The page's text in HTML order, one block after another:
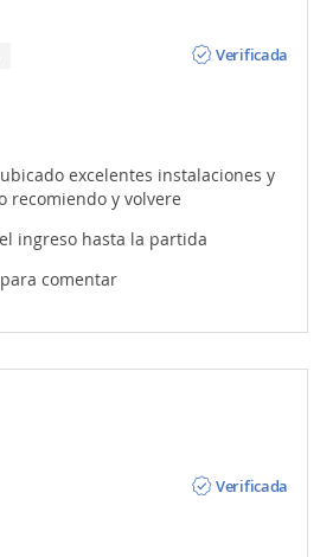
Verificada
excelentes instalaciones y
recomiendo y volvere
ingreso hasta la partida
comentar
Verificada